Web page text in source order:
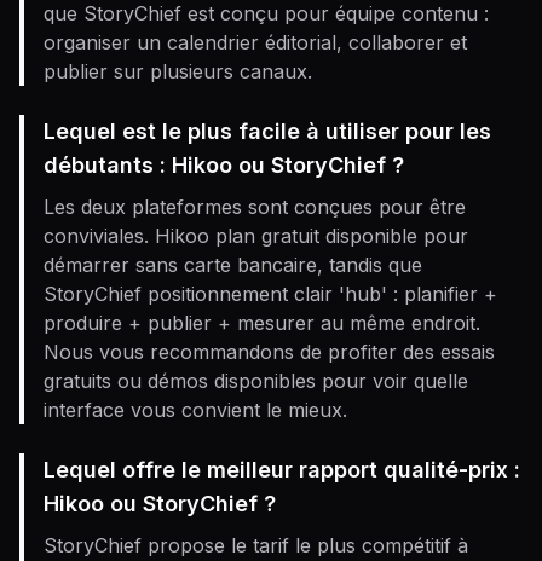
que StoryChief est conçu pour équipe contenu :
organiser un calendrier éditorial, collaborer et
publier sur plusieurs canaux.
Lequel est le plus facile à utiliser pour les
débutants : Hikoo ou StoryChief ?
Les deux plateformes sont conçues pour être
conviviales. Hikoo plan gratuit disponible pour
démarrer sans carte bancaire, tandis que
StoryChief positionnement clair 'hub' : planifier +
produire + publier + mesurer au même endroit.
Nous vous recommandons de profiter des essais
gratuits ou démos disponibles pour voir quelle
interface vous convient le mieux.
Lequel offre le meilleur rapport qualité-prix :
Hikoo ou StoryChief ?
StoryChief propose le tarif le plus compétitif à